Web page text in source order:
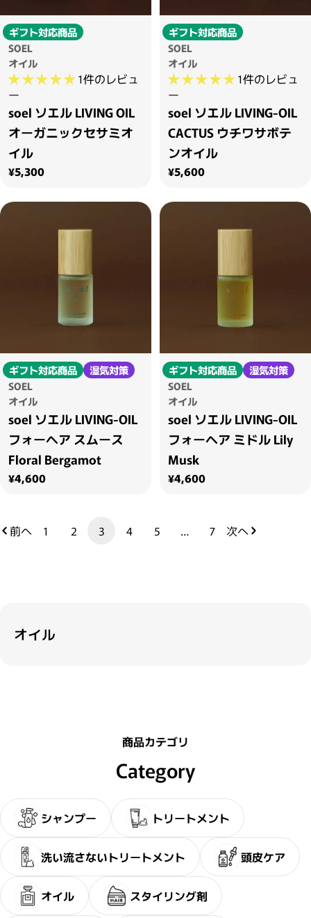
サブリミック正規販売店・2〜3問の簡単な問診に
お答えください。
ギフト対応商品
SOEL
オイル
1件のレビュ
ー
soel ソエル LIVING OIL
オーガニックセサミオ
イル
通常価格
¥5,300
ギフト対応商品
SOEL
オイル
1件のレビュ
ー
soel ソエル LIVING-OIL
CACTUS ウチワサボテ
ンオイル
通常価格
¥5,600
ギフト対応商品
湿気対策
SOEL
オイル
soel ソエル LIVING-OIL
フォーヘア スムース
Floral Bergamot
通常価格
¥4,600
ギフト対応商品
湿気対策
SOEL
オイル
soel ソエル LIVING-OIL
フォーヘア ミドル Lily
Musk
通常価格
¥4,600
前へ 1 2 3 4 5 … 7 次へ
オイル
商品カテゴリ
Category
シャンプー トリートメント
洗い流さないトリートメント 頭皮ケア
オイル スタイリング剤